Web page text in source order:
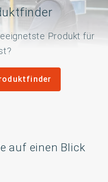
Produkt für
auf einen Blick